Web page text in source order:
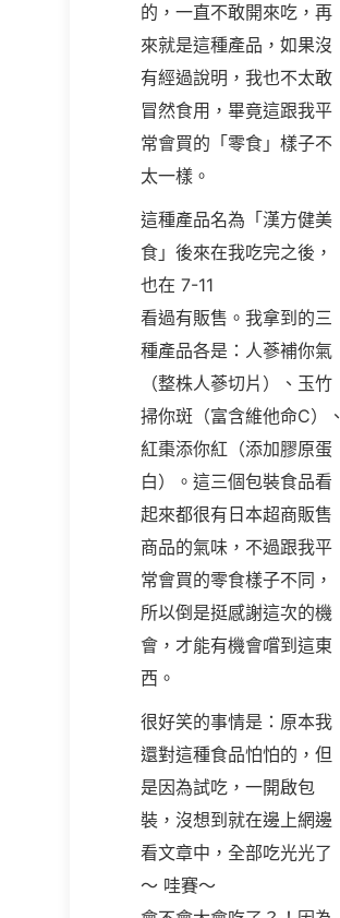
的，一直不敢開來吃，再
來就是這種產品，如果沒
有經過說明，我也不太敢
冒然食用，畢竟這跟我平
常會買的「零食」樣子不
太一樣。
這種產品名為「漢方健美
食」後來在我吃完之後，
也在 7-11
看過有販售。我拿到的三
種產品各是：人蔘補你氣
（整株人蔘切片）、玉竹
掃你斑（富含維他命C）、
紅棗添你紅（添加膠原蛋
白）。這三個包裝食品看
起來都很有日本超商販售
商品的氣味，不過跟我平
常會買的零食樣子不同，
所以倒是挺感謝這次的機
會，才能有機會嚐到這東
西。
很好笑的事情是：原本我
還對這種食品怕怕的，但
是因為試吃，一開啟包
裝，沒想到就在邊上網邊
看文章中，全部吃光光了
～ 哇賽～